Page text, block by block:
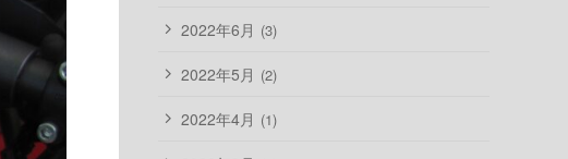
2022年6月 (3)
2022年5月 (2)
2022年4月 (1)